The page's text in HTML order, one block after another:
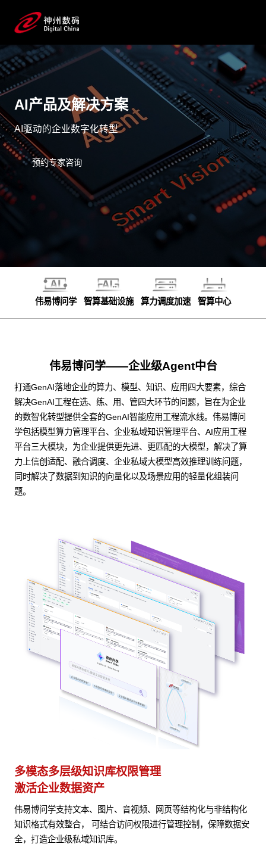
AI产品及解决方案
AI驱动的企业数字化转型
预约专家咨询
伟易博问学 智算基础设施 算力调度加速 智算中心
伟易博问学——企业级Agent中台
打通GenAI落地企业的算力、模型、知识、应用四大要素，综合
解决GenAI工程在选、练、用、管四大环节的问题，旨在为企业
的数智化转型提供全套的GenAI智能应用工程流水线。伟易博问
学包括模型算力管理平台、企业私域知识管理平台、AI应用工程
平台三大模块，为企业提供更先进、更匹配的大模型，解决了算
力上信创适配、融合调度、企业私域大模型高效推理训练问题，
同时解决了数据到知识的向量化以及场景应用的轻量化组装问
题。
多种应用构建方式
灵活适配开箱即用
支持无代码、低代码、全代码三种配置方式，5种应用开发模式，
无缝融合企业业务系统。伟易博问学预置了多种企业级应用场景
模板，高效解决企业开发使用应用的各种难题。